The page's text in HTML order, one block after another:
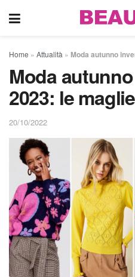
Home » Attualità » Moda autunno
Moda
2023: le
20/10/2022